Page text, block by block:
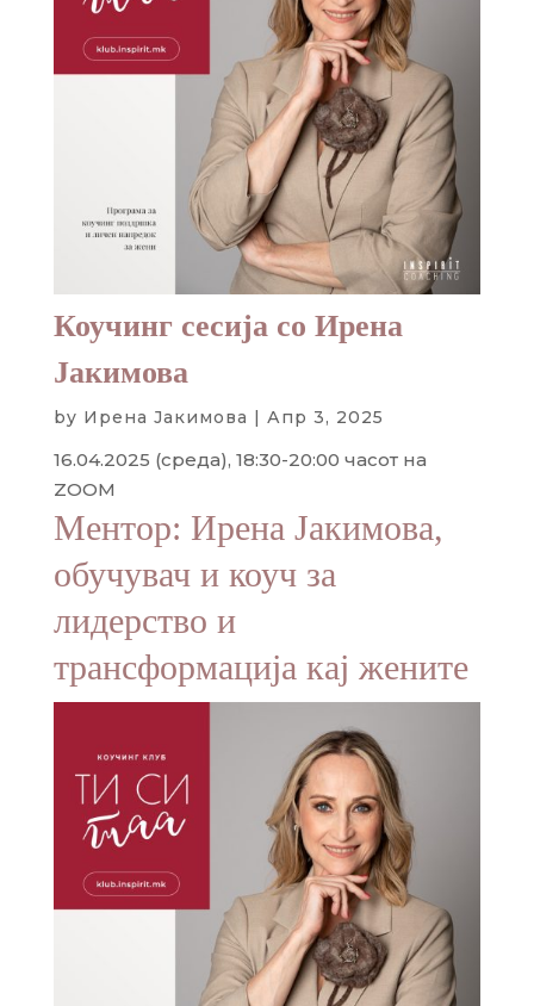
Коучинг сесија со Ирена
Јакимова
by Ирена Јакимова | Апр 3, 2025
16.04.2025 (среда), 18:30-20:00 часот на
ZOOM
Ментор: Ирена Јакимова,
обучувач и коуч за
лидерство и
трансформација кај жените